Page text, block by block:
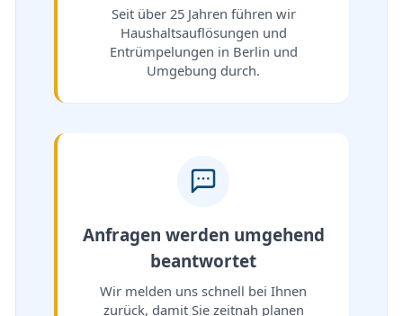
Seit über 25 Jahren führen wir
Haushaltsauflösungen und
Entrümpelungen in Berlin und
Umgebung durch.
Anfragen werden umgehend
beantwortet
Wir melden uns schnell bei Ihnen
zurück, damit Sie zeitnah planen